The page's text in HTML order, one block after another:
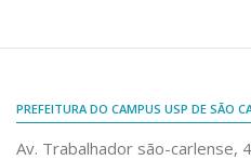
Creche e Pré-Escola
Comunicação e Informática
PREFEITURA DO CAMPUS USP DE SÃO
Av. Trabalhador são-carlense,